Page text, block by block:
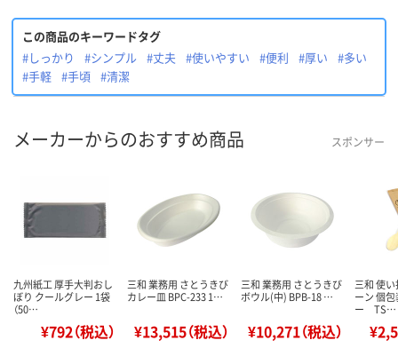
この商品のキーワードタグ
#しっかり
#シンプル #丈夫 #使いやすい #便利 #厚い
#多い
#手軽 #手頃 #清潔
メーカーからのおすすめ商品 スポンサー
九州紙工 厚手大判おし
ぼり クールグレー 1袋
（50…
¥792（税込）
三和 業務用 さとうきび
カレー皿 BPC-233 1…
¥13,515（税込）
三和 業務用 さとうきび
ボウル(中) BPB-18 …
¥10,271（税込）
三和 使
ーン 個
ー TS…